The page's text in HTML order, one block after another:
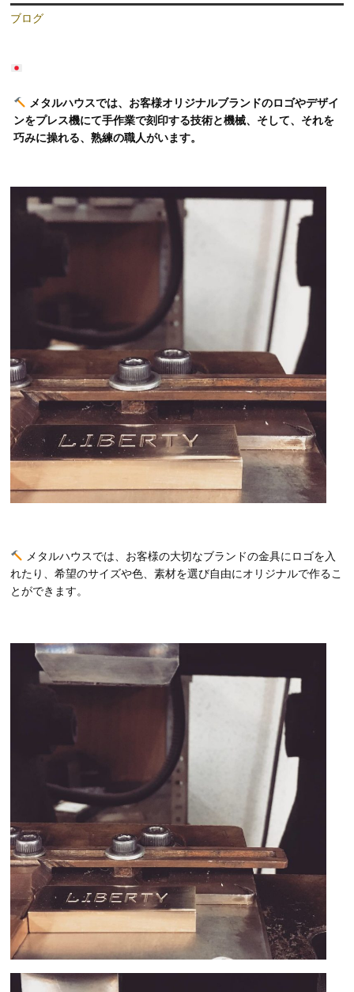
ブログ
メタルハウスでは、お客様オリジナルブランドのロゴやデザイ
ンをプレス機にて手作業で刻印する技術と機械、そして、それを
巧みに操れる、熟練の職人がいます。
メタルハウスでは、お客様の大切なブランドの金具にロゴを入
れたり、希望のサイズや色、素材を選び自由にオリジナルで作るこ
とができます。